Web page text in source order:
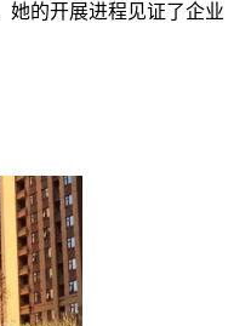
她的开展进程见证了企业